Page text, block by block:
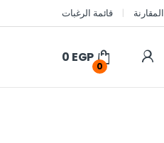
المقارنة قائمة الرغبات
0
0 EGP